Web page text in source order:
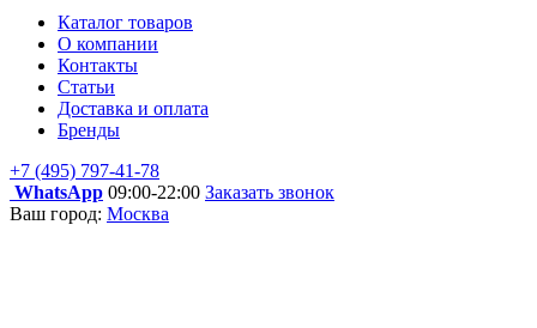
Каталог товаров
О компании
Контакты
Статьи
Доставка и оплата
Бренды
+7 (495) 797-41-78
WhatsApp 09:00-22:00 Заказать звонок
Ваш город: Москва